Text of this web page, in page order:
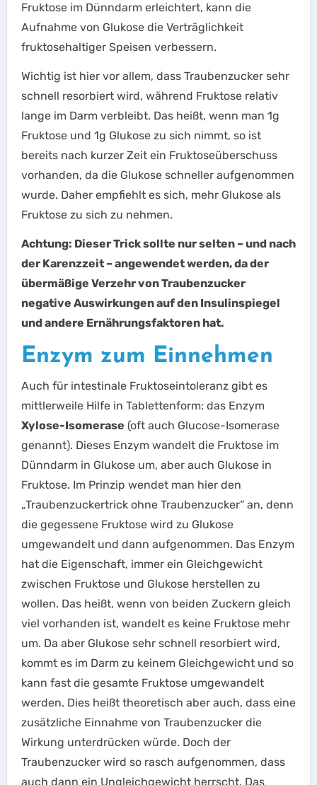
Fruktose im Dünndarm erleichtert, kann die
Aufnahme von Glukose die Verträglichkeit
fruktosehaltiger Speisen verbessern.
Wichtig ist hier vor allem, dass Traubenzucker sehr
schnell resorbiert wird, während Fruktose relativ
lange im Darm verbleibt. Das heißt, wenn man 1g
Fruktose und 1g Glukose zu sich nimmt, so ist
bereits nach kurzer Zeit ein Fruktoseüberschuss
vorhanden, da die Glukose schneller aufgenommen
wurde. Daher empfiehlt es sich, mehr Glukose als
Fruktose zu sich zu nehmen.
Achtung: Dieser Trick sollte nur selten – und nach
der Karenzzeit – angewendet werden, da der
übermäßige Verzehr von Traubenzucker
negative Auswirkungen auf den Insulinspiegel
und andere Ernährungsfaktoren hat.
Enzym zum Einnehmen
Auch für intestinale Fruktoseintoleranz gibt es
mittlerweile Hilfe in Tablettenform: das Enzym
Xylose-Isomerase (oft auch Glucose-Isomerase
genannt). Dieses Enzym wandelt die Fruktose im
Dünndarm in Glukose um, aber auch Glukose in
Fruktose. Im Prinzip wendet man hier den
„Traubenzuckertrick ohne Traubenzucker“ an, denn
die gegessene Fruktose wird zu Glukose
umgewandelt und dann aufgenommen. Das Enzym
hat die Eigenschaft, immer ein Gleichgewicht
zwischen Fruktose und Glukose herstellen zu
wollen. Das heißt, wenn von beiden Zuckern gleich
viel vorhanden ist, wandelt es keine Fruktose mehr
um. Da aber Glukose sehr schnell resorbiert wird,
kommt es im Darm zu keinem Gleichgewicht und so
kann fast die gesamte Fruktose umgewandelt
werden. Dies heißt theoretisch aber auch, dass eine
zusätzliche Einnahme von Traubenzucker die
Wirkung unterdrücken würde. Doch der
Traubenzucker wird so rasch aufgenommen, dass
auch dann ein Ungleichgewicht herrscht. Das